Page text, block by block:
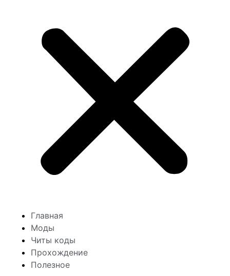
Главная
Моды
Читы коды
Прохождение
Полезное